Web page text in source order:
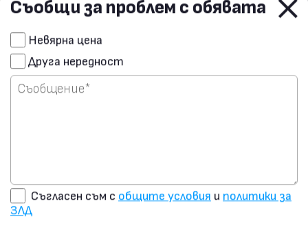
Сподели чрез E-mail
Изпрати запитване на
продавача
Съобщи за проблем с обявата
Невярна цена
Друга нередност
Съгласен съм с общите условия и политики за
ЗЛД
Гуми 175/65R15
Намира се в обл. Благоевград, гр. Благоевград